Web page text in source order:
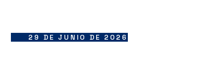
29 DE JUNIO DE 2026